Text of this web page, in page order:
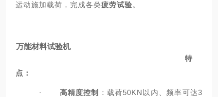
运动施加载荷，完成各类疲劳试验。
万能材料试验机
特
点：
· 高精度控制
：载荷50KN以内、频率可达3